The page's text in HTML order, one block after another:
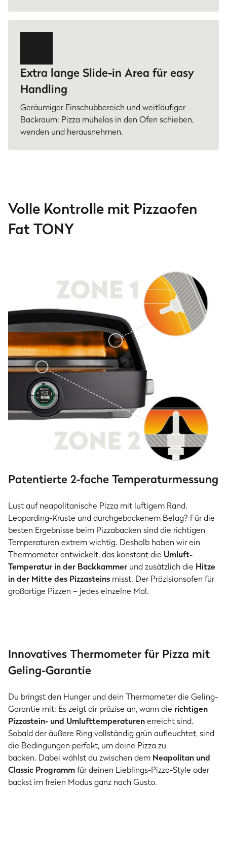
Extra lange Slide-in Area für easy
Handling
Geräumiger Einschubbereich und weitläufiger
Backraum: Pizza mühelos in den Ofen schieben,
wenden und herausnehmen.
Volle Kontrolle mit Pizzaofen
Fat TONY
Patentierte 2-fache Temperaturmessung
Lust auf neapolitanische Pizza mit luftigem Rand,
Leoparding-Kruste und durchgebackenem Belag? Für die
besten Ergebnisse beim Pizzabacken sind die richtigen
Temperaturen extrem wichtig. Deshalb haben wir ein
Thermometer entwickelt, das konstant die Umluft-
Temperatur in der Backkammer und zusätzlich die Hitze
in der Mitte des Pizzasteins misst. Der Präzisionsofen für
großartige Pizzen – jedes einzelne Mal.
Innovatives Thermometer für Pizza mit
Geling-Garantie
Du bringst den Hunger und dein Thermometer die Geling-
Garantie mit: Es zeigt dir präzise an, wann die richtigen
Pizzastein- und Umlufttemperaturenerreicht sind.
Sobald der äußere Ring vollständig grün aufleuchtet, sind
die Bedingungen perfekt, um deine Pizza zu
backen. Dabei wählst du zwischen dem Neapolitan und
Classic Programmfür deinen Lieblings-Pizza-Style oder
backst im freien Modus ganz nach Gusto.